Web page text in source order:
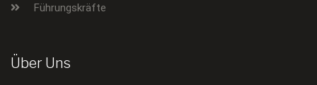
Führungskräfte
Über Uns